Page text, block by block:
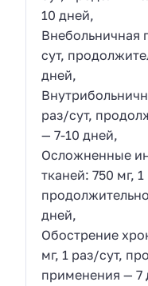
10 дней,
Внебольничная
сут,
дней,
раз/сут,
— 7-10 дней,
Осложненные
тканей: 750 мг, 1
дней,
Обострение
мг, 1 раз/сут,
применения — 7